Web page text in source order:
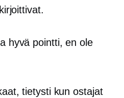
hyvä pointti, en ole
tietysti kun ostajat